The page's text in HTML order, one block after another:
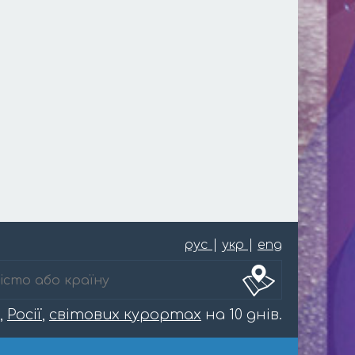
рус укр eng
, Росії, світових курортах на 10 днів.